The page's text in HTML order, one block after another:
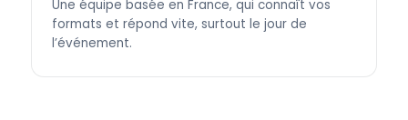
Une équipe basée en France, qui connaît vos
formats et répond vite, surtout le jour de
l’événement.